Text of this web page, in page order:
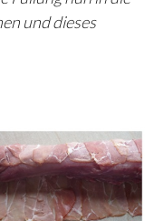
und dieses